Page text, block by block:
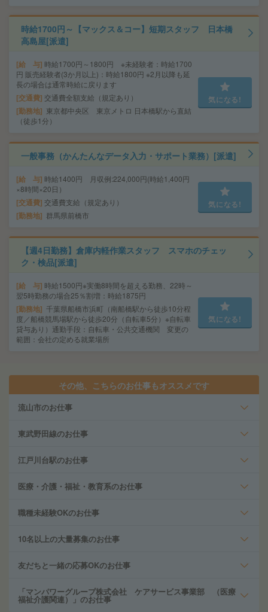
時給1700円～【マックス＆コー】短期スタッフ 日本橋
高島屋[派遣]
給 与 時給1700円～1800円 ※未経験者：時給1700
円 販売経験者(3か月以上)：時給1800円 ※2月以降も延
長の場合は通常時給に戻ります
交通費 交通費全額支給（規定あり）
勤務地
東京都中央区 東京メトロ 日本橋駅から直結
（徒歩1分）
気になる!
一般事務（かんたんなデータ入力・サポート業務）[派遣]
給 与 時給1400円 月収例:224,000円(時給1,400円
×8時間×20日）
交通費 交通費支給（規定あり）
勤務地 群馬県前橋市
気になる!
【週4日勤務】倉庫内軽作業スタッフ スマホのチェッ
ク・検品[派遣]
給 与 時給1500円※実働8時間を超える勤務、22時～
翌5時勤務の場合25％割増：時給1875円
勤務地 千葉県船橋市浜町（南船橋駅から徒歩10分程
度／船橋競馬場駅から徒歩20分（自転車5分）※自転車
貸与あり）通勤手段：自転車・公共交通機関 変更の
範囲：会社の定める就業場所
気になる!
その他、こちらのお仕事もオススメです
流山市のお仕事
東武野田線のお仕事
江戸川台駅のお仕事
医療・介護・福祉・教育系のお仕事
職種未経験OKのお仕事
10名以上の大量募集のお仕事
友だちと一緒の応募OKのお仕事
「マンパワーグループ株式会社 ケアサービス事業部 （医療
福祉介護関連）」のお仕事